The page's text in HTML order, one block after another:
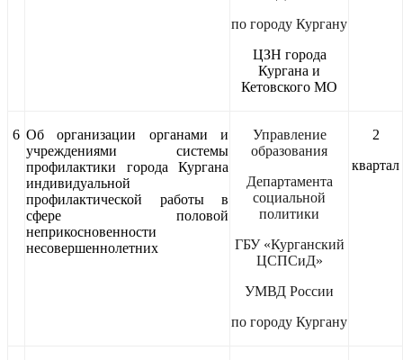
по городу Кургану
ЦЗН города
Кургана и
Кетовского МО
6 Об организации органами и
учреждениями системы
профилактики города Кургана
индивидуальной
профилактической работы в
сфере половой
неприкосновенности
несовершеннолетних
Управление
образования
Департамента
социальной
политики
ГБУ «Курганский
ЦСПСиД»
УМВД России
по городу Кургану
2
квартал